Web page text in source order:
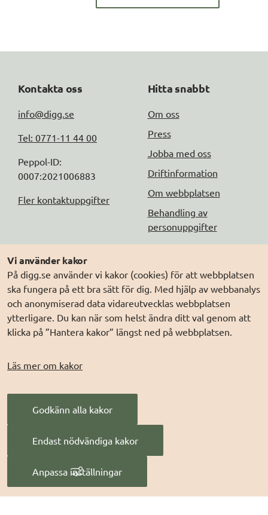
Vi använder kakor
På digg.se använder vi kakor (cookies) för att webbplatsen
ska fungera på ett bra sätt för dig. Med hjälp av webbanalys
och anonymiserad data vidareutvecklas webbplatsen
ytterligare. Du kan när som helst ändra ditt val genom att
klicka på ”Hantera kakor” längst ned på webbplatsen.
Läs mer om kakor
Godkänn alla kakor
Endast nödvändiga kakor
Anpassa inställningar
Kontakta oss
info@digg.se
Tel: 0771-11 44 00
Peppol-ID:
0007:2021006883
Fler kontaktuppgifter
Hitta snabbt
Om oss
Press
Jobba med oss
Driftinformation
Om webbplatsen
Behandling av
personuppgifter
Följ oss
DIGG på
Prenumerera på nyheter
DIGG på
LinkedIn
DIGG på
PressMachine
DIGG på
Digg play
Elegitimation.se
Min myndighetspost
Sveriges dataportal
Sweden Connect
förvaltning
Hantera kakor